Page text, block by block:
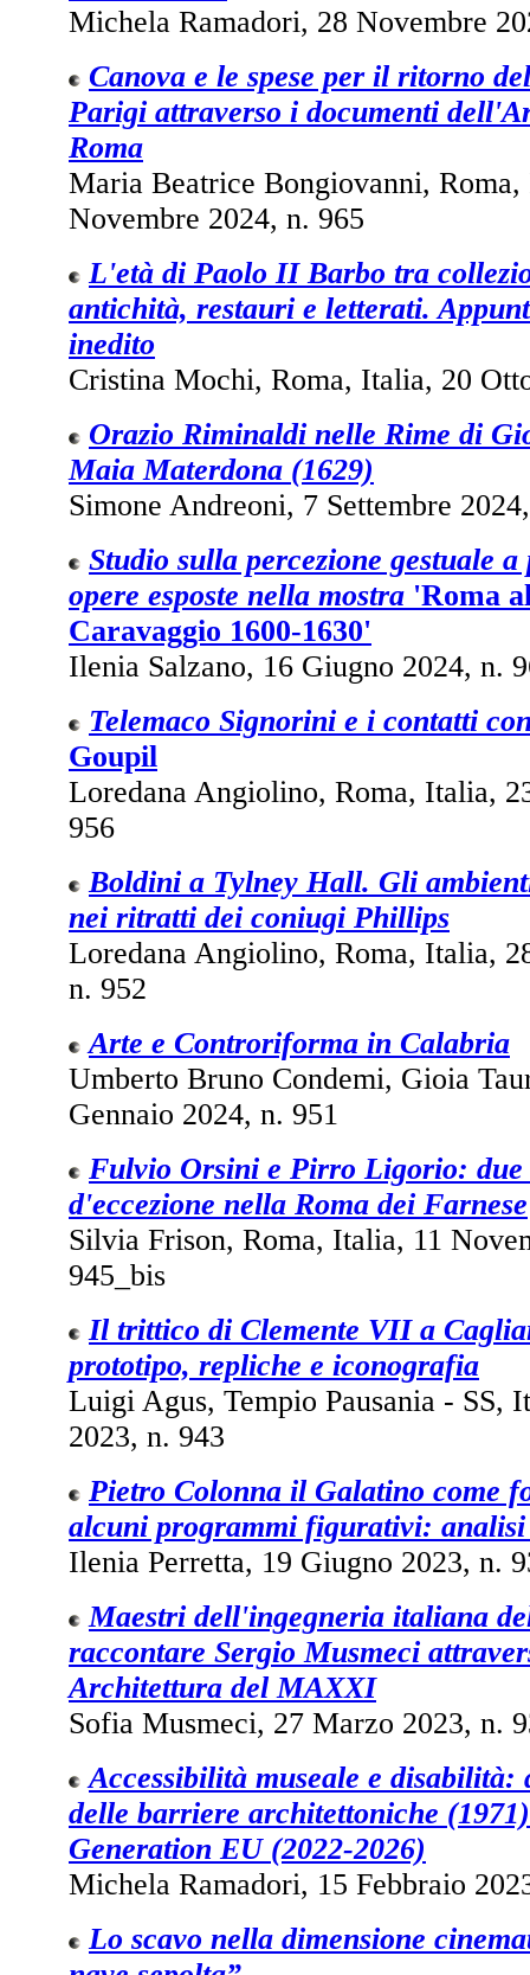
Michela Ramadori, 28 Novembre
Canova e le spese per il ritorno
Parigi attraverso i documenti
Roma
Maria Beatrice Bongiovanni,
Novembre 2024, n. 965
L'età di Paolo II Barbo tra
antichità, restauri e letterati.
inedito
Cristina Mochi, Roma, Italia, 20
Orazio Riminaldi nelle Rime di
Maia Materdona (1629)
Simone Andreoni, 7 Settembre
Studio sulla percezione gestuale
opere esposte nella mostra 'Roma
Caravaggio 1600-1630'
Ilenia Salzano, 16 Giugno 2024, n.
Telemaco Signorini e i contatti
Goupil
Loredana Angiolino, Roma, Italia,
956
Boldini a Tylney Hall. Gli
nei ritratti dei coniugi Phillips
Loredana Angiolino, Roma, Italia,
n. 952
Arte e Controriforma in Calabria
Umberto Bruno Condemi, Gioia
Gennaio 2024, n. 951
Fulvio Orsini e Pirro Ligorio:
d'eccezione nella Roma dei Farnese
Silvia Frison, Roma, Italia, 11
945_bis
Il trittico di Clemente VII a
prototipo, repliche e iconografia
Luigi Agus, Tempio Pausania - SS,
2023, n. 943
Pietro Colonna il Galatino come
alcuni programmi figurativi: analisi
Ilenia Perretta, 19 Giugno 2023, n.
Maestri dell'ingegneria italiana
raccontare Sergio Musmeci
Architettura del MAXXI
Sofia Musmeci, 27 Marzo 2023, n.
Accessibilità museale e disabilità:
delle barriere architettoniche
Generation EU (2022-2026)
Michela Ramadori, 15 Febbraio
Lo scavo nella dimensione